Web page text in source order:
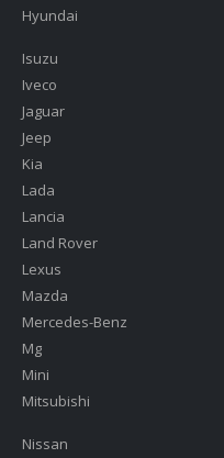
Hyundai
Isuzu
Iveco
Jaguar
Jeep
Kia
Lada
Lancia
Land Rover
Lexus
Mazda
Mercedes-Benz
Mg
Mini
Mitsubishi
Nissan